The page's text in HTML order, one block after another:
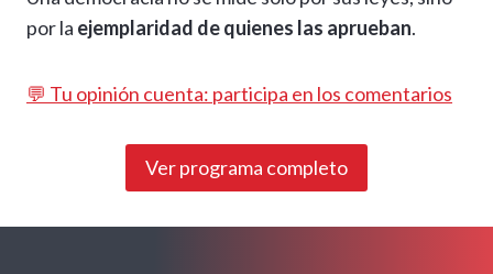
por la ejemplaridad de quienes las aprueban.
💬 Tu opinión cuenta: participa en los comentarios
Ver programa completo